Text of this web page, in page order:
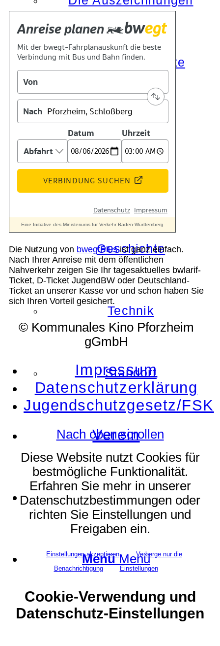
Tätigkeitsberichte
Kooperationen
Verbände
Geschichte
Technik
Standort
Verein
Suche
Menü Menü
Die Nutzung von bwegtPlusist ganz einfach.
Nach Ihrer Anreise mit dem öffentlichen
Nahverkehr zeigen Sie Ihr tagesaktuelles bwlarif-
Ticket, D-Ticket JugendBW oder Deutschland-
Ticket an unserer Kasse vor und schon haben Sie
sich Ihren Vorteil gesichert.
© Kommunales Kino Pforzheim
gGmbH
Impressum
Datenschutzerklärung
Jugendschutzgesetz/FSK
Nach oben scrollen
Diese Website nutzt Cookies für
bestmögliche Funktionalität.
Erfahren Sie mehr in unserer
Datenschutzbestimmungen oder
richten Sie Einstellungen und
Freigaben ein.
Einstellungen akzeptieren
Verberge nur die
Benachrichtigung
Einstellungen
Cookie-Verwendung und
Datenschutz-Einstellungen